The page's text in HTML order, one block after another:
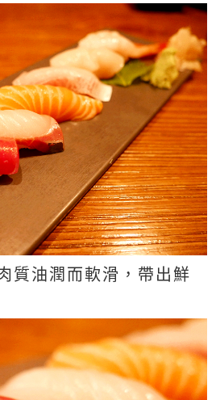
質油潤而軟滑，帶出鮮